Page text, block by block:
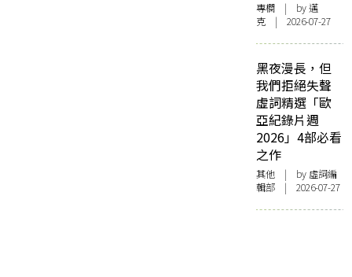
專欄 | by邁
克 | 2026-07-27
黑夜漫長，但
我們拒絕失聲
虛詞精選「歐
亞紀錄片週
2026」4部必看
之作
其他 | by 虛詞編
輯部 | 2026-07-27